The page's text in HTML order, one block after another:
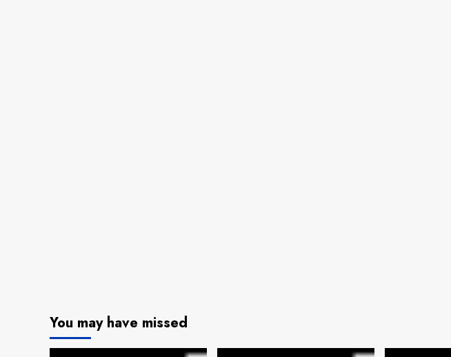
You may have missed